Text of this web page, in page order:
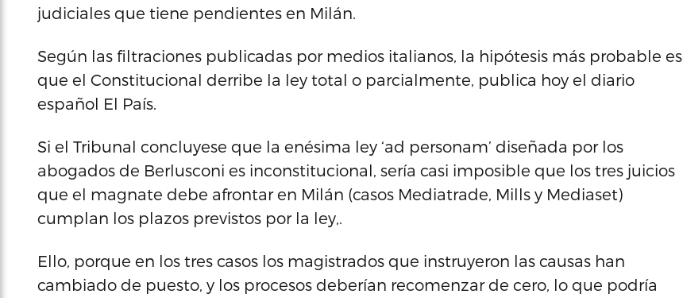
judiciales que tiene pendientes en Milán.
Según las filtraciones publicadas por medios italianos, la hipótesis más probable es
que el Constitucional derribe la ley total o parcialmente, publica hoy el diario
español El País.
Si el Tribunal concluyese que la enésima ley ‘ad personam’ diseñada por los
abogados de Berlusconi es inconstitucional, sería casi imposible que los tres juicios
que el magnate debe afrontar en Milán (casos Mediatrade, Mills y Mediaset)
cumplan los plazos previstos por la ley,.
Ello, porque en los tres casos los magistrados que instruyeron las causas han
cambiado de puesto, y los procesos deberían recomenzar de cero, lo que podría